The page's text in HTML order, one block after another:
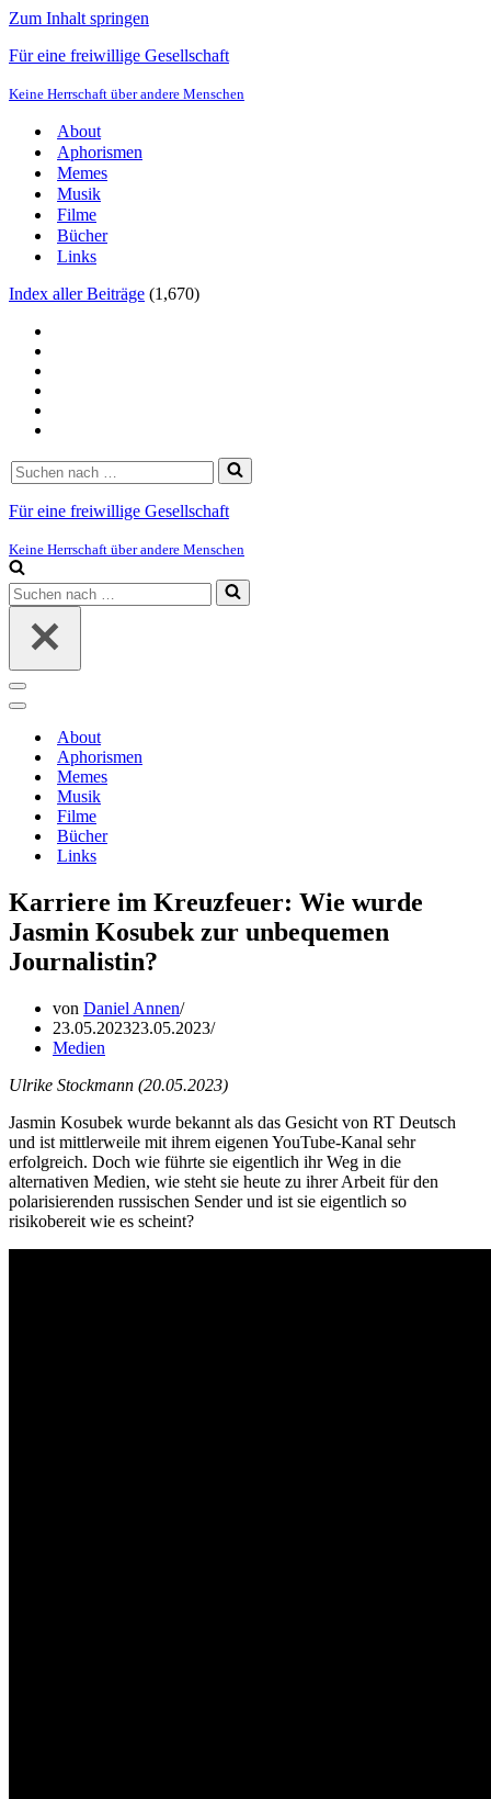
Zum Inhalt springen
Für eine freiwillige Gesellschaft
Keine Herrschaft über andere Menschen
About
Aphorismen
Memes
Musik
Filme
Bücher
Links
Index aller Beiträge (1,670)
Suchen
nach …
Für eine freiwillige Gesellschaft
Keine Herrschaft über andere Menschen
Suchen
nach …
Navigations-
Menü
Navigations-
About
Aphorismen
Memes
Musik
Filme
Bücher
Links
Karriere im Kreuzfeuer: Wie wurde
Jasmin Kosubek zur unbequemen
Journalistin?
von Daniel Annen
23.05.202323.05.2023
Medien
Ulrike Stockmann (20.05.2023)
Jasmin Kosubek wurde bekannt als das Gesicht von RT Deutsch
und ist mittlerweile mit ihrem eigenen YouTube-Kanal sehr
erfolgreich. Doch wie führte sie eigentlich ihr Weg in die
alternativen Medien, wie steht sie heute zu ihrer Arbeit für den
polarisierenden russischen Sender und ist sie eigentlich so
risikobereit wie es scheint?